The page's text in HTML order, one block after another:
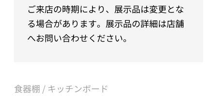
ご来店の時期により、展示品は変更とな
る場合があります。展示品の詳細は店舗
へお問い合わせください。
食器棚 / キッチンボード